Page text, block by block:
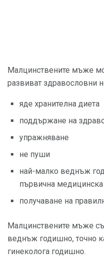
Малцинствените мъже
развиват здравословни
яде хранителна диета
поддържане на
упражняване
не пуши
най-малко веднъж
първична
получаване на
Малцинствените мъже
веднъж годишно, точно
гинеколога годишно.